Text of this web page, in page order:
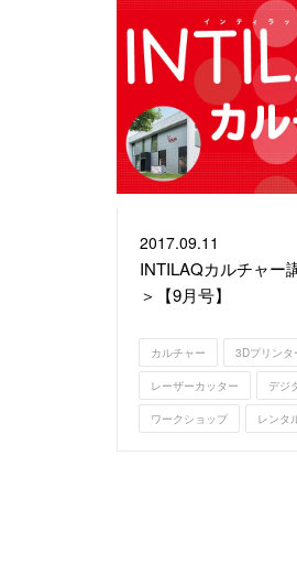
2017.09.11
INTILAQカルチャー
＞【9月号】
カルチャー 3Dプリンタ
レーザーカッター デジ
ワークショップ レンタ